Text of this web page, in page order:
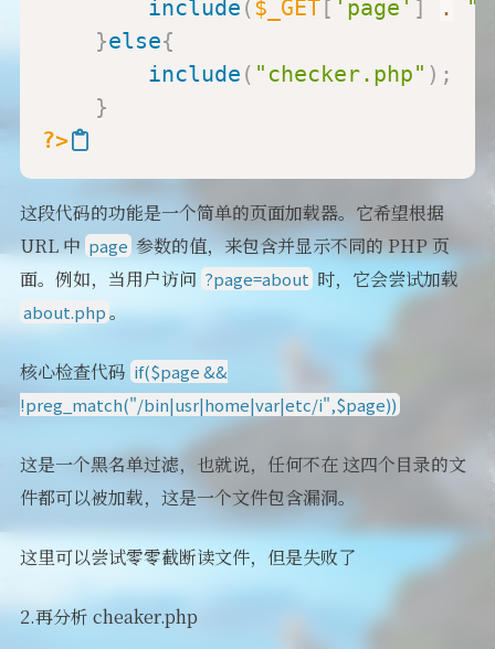
include ($_GET[ 'page' ] .
}else{
include ( "checker.php" ) ;
}
?>
这段代码的功能是一个简单的页面加载器。它希望根据
URL 中 page参数的值，来包含并显示不同的 PHP 页
面。例如，当用户访问 ?page=about时，它会尝试加载
about.php。
核心检查代码 if($page &&
!preg_match("/bin|usr|home|var|etc/i",$page))
这是一个黑名单过滤，也就说，任何不在 这四个目录的文
件都可以被加载，这是一个文件包含漏洞。
这里可以尝试零零截断读文件，但是失败了
2.再分析 cheaker.php